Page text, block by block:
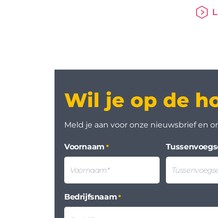
Wil je op de
Meld je aan voor onze nieuwsbrief en
Voornaam *
Bedrijfsnaam *